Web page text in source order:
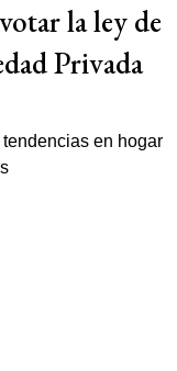
la ley de
Privada